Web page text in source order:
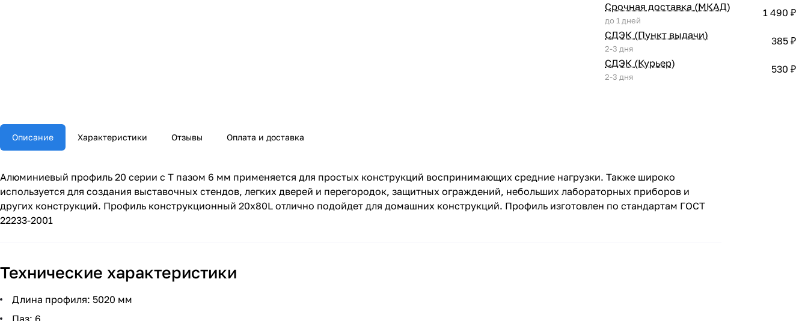
Срочная доставка (МКАД)
до 1 дней
1 490 ₽
СДЭК (Пункт выдачи)
2-3 дня
385 ₽
СДЭК (Курьер)
2-3 дня
530 ₽
Описание Характеристики Отзывы Оплата и доставка
Алюминиевый профиль 20 серии с Т пазом 6 мм применяется для простых конструкций воспринимающих средние нагрузки. Также широко
используется для создания выставочных стендов, легких дверей и перегородок, защитных ограждений, небольших лабораторных приборов и
других конструкций. Профиль конструкционный 20х80L отлично подойдет для домашних конструкций. Профиль изготовлен по стандартам ГОСТ
22233-2001
Технические характеристики
Длина профиля: 5020 мм
Паз: 6